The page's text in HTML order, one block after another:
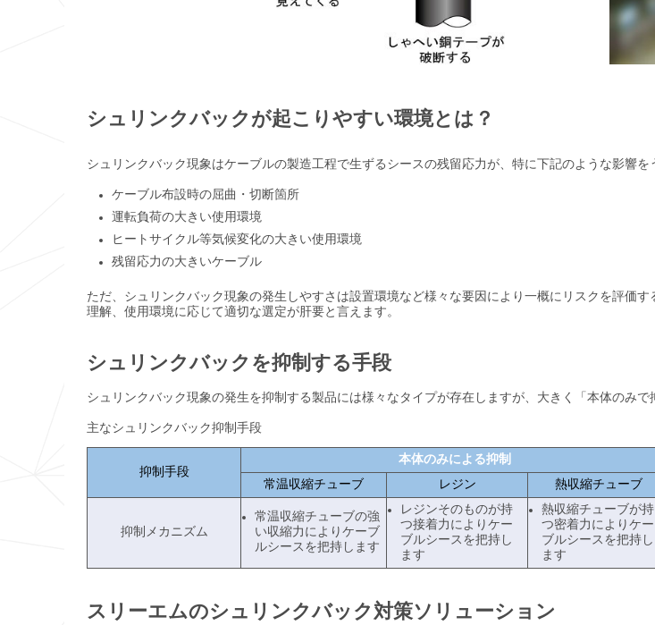
シュリンクバックが起こりやすい環境とは？
シュリンクバック現象はケーブルの製造工程で生ずるシースの残留応力が、特に下記のような影響を
ケーブル布設時の屈曲・切断箇所
運転負荷の大きい使用環境
ヒートサイクル等気候変化の大きい使用環境
残留応力の大きいケーブル
ただ、シュリンクバック現象の発生しやすさは設置環境など様々な要因により一概にリスクを評価
理解、使用環境に応じて適切な選定が肝要と言えます。
シュリンクバックを抑制する手段
シュリンクバック現象の発生を抑制する製品には様々なタイプが存在しますが、大きく「本体のみ
主なシュリンクバック抑制手段
抑制手段
本体のみによる抑制
常温収縮チューブ
レジン 熱収縮チューブ
抑制メカニズム
常温収縮チューブの強
い収縮力によりケーブ
ルシースを把持します
レジンそのものが持
つ接着力によりケー
ブルシースを把持し
ます
熱収縮チューブが持
つ密着力によりケー
ブルシースを把持し
ます
スリーエムのシュリンクバック対策ソリューション